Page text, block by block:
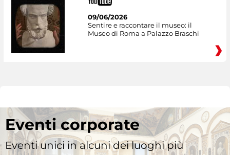
09/06/2026
Sentire e raccontare il museo: il
Museo di Roma a Palazzo Braschi
Eventi corporate
Eventi unici in alcuni dei luoghi più